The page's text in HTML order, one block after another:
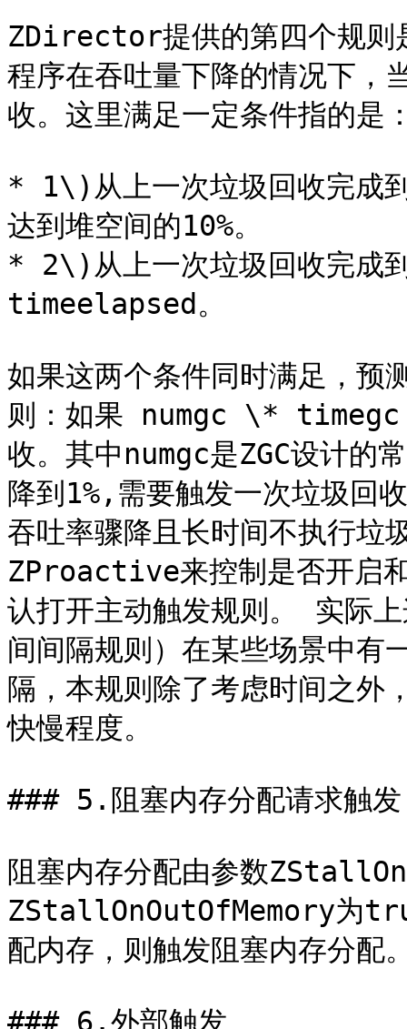
ZDirector提供的第四个规则
程序在吞吐量下降的情况下，
收。这里满足一定条件指的是
* 1\)从上一次垃圾回收完成
达到堆空间的10%。
* 2\)从上一次垃圾回收完成
timeelapsed。
如果这两个条件同时满足，
则：如果 numgc \*
收。其中numgc是ZGC设计的
降到1%,需要触发一次垃圾回
吞吐率骤降且长时间不执行垃
ZProactive来控制是否开启
认打开主动触发规则。 实际
间间隔规则）在某些场景中有
隔，本规则除了考虑时间之外
快慢程度。
### 5.阻塞内存分配请求触发
阻塞内存分配由参数
ZStallOnOutOfMemory为
配内存，则触发阻塞内存分配
### 6.外部触发